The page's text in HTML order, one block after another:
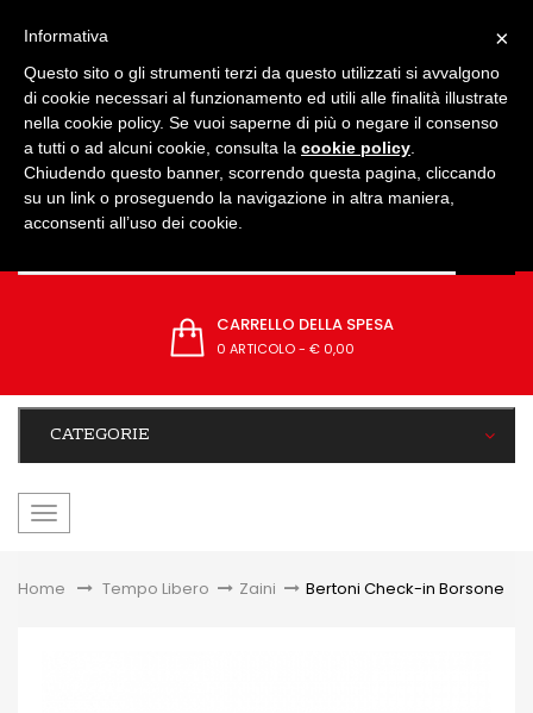
CARRELLO DELLA SPESA
0 ARTICOLO- € 0,00
CATEGORIE
navigazione
Home &gt;Tempo Libero > Zaini > Bertoni Check-in Borsone
×
Informativa
Questo sito o gli strumenti terzi da questo utilizzati si avvalgono
di cookie necessari al funzionamento ed utili alle finalità illustrate
nella cookie policy. Se vuoi saperne di più o negare il consenso
a tutti o ad alcuni cookie, consulta la cookie policy
Chiudendo questo banner, scorrendo questa pagina, cliccando
su un link o proseguendo la navigazione in altra maniera,
acconsenti all’uso dei cookie.